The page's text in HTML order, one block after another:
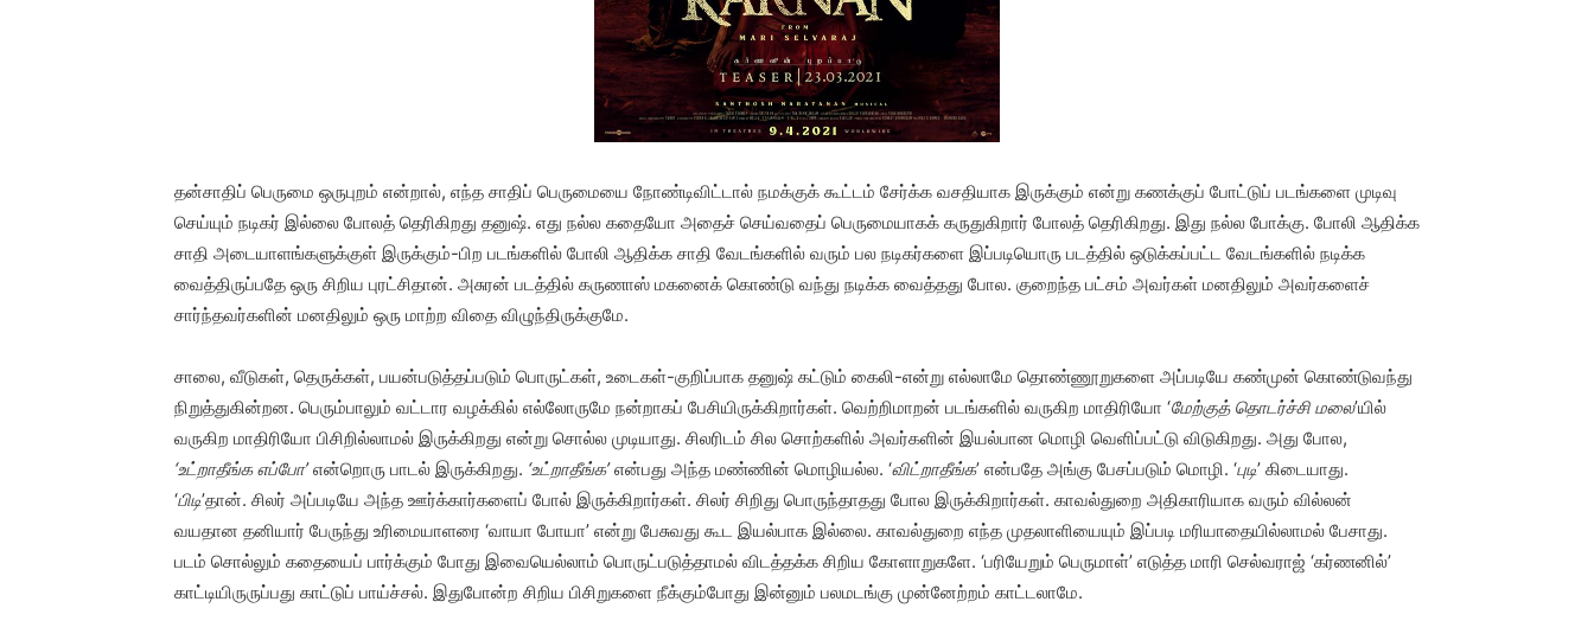
தன்சாதிப் பெருமை ஒருபுறம் என்றால், எந்த சாதிப் பெருமையை நோண்டிவிட்டால் நமக்குக் கூட்டம் சேர்க்க வசதியாக இருக்கும் என்று கணக்குப் போட்டுப் படங்களை முடிவு
செய்யும் நடிகர் இல்லை போலத் தெரிகிறது தனுஷ். எது நல்ல கதையோ அதைச் செய்வதைப் பெருமையாகக் கருதுகிறார் போலத் தெரிகிறது. இது நல்ல போக்கு. போலி ஆதிக்க
சாதி அடையாளங்களுக்குள் இருக்கும்-பிற படங்களில் போலி ஆதிக்க சாதி வேடங்களில் வரும் பல நடிகர்களை இப்படியொரு படத்தில் ஒடுக்கப்பட்ட வேடங்களில் நடிக்க
வைத்திருப்பதே ஒரு சிறிய புரட்சிதான். அசுரன் படத்தில் கருணாஸ் மகனைக் கொண்டு வந்து நடிக்க வைத்தது போல. குறைந்த பட்சம் அவர்கள் மனதிலும் அவர்களைச்
சார்ந்தவர்களின் மனதிலும் ஒரு மாற்ற விதை விழுந்திருக்குமே.
சாலை, வீடுகள், தெருக்கள், பயன்படுத்தப்படும் பொருட்கள், உடைகள்-குறிப்பாக தனுஷ் கட்டும் கைலி-என்று எல்லாமே தொண்ணூறுகளை அப்படியே கண்முன் கொண்டுவந்து
நிறுத்துகின்றன. பெரும்பாலும் வட்டார வழக்கில் எல்லோருமே நன்றாகப் பேசியிருக்கிறார்கள். வெற்றிமாறன் படங்களில் வருகிற மாதிரியோ ‘மேற்குத் தொடர்ச்சி மலை’யில்
வருகிற மாதிரியோ பிசிறில்லாமல் இருக்கிறது என்று சொல்ல முடியாது. சிலரிடம் சில சொற்களில் அவர்களின் இயல்பான மொழி வெளிப்பட்டு விடுகிறது. அது போல,
‘உட்றாதீங்க எப்போ’என்றொரு பாடல் இருக்கிறது. ‘உட்றாதீங்க’என்பது அந்த மண்ணின் மொழியல்ல. ‘விட்றாதீங்க’ என்பதே அங்கு பேசப்படும் மொழி. ‘புடி’ கிடையாது.
‘பிடி’தான். சிலர் அப்படியே அந்த ஊர்க்கார்களைப் போல் இருக்கிறார்கள். சிலர் சிறிது பொருந்தாதது போல இருக்கிறார்கள். காவல்துறை அதிகாரியாக வரும் வில்லன்
வயதான தனியார் பேருந்து உரிமையாளரை ‘வாயா போயா’ என்று பேசுவது கூட இயல்பாக இல்லை. காவல்துறை எந்த முதலாளியையும் இப்படி மரியாதையில்லாமல் பேசாது.
படம் சொல்லும் கதையைப் பார்க்கும் போது இவையெல்லாம் பொருட்படுத்தாமல் விடத்தக்க சிறிய கோளாறுகளே. ‘பரியேறும் பெருமாள்’ எடுத்த மாரி செல்வராஜ் ‘கர்ணனில்’
காட்டியிருருப்பது காட்டுப் பாய்ச்சல். இதுபோன்ற சிறிய பிசிறுகளை நீக்கும்போது இன்னும் பலமடங்கு முன்னேற்றம் காட்டலாமே.